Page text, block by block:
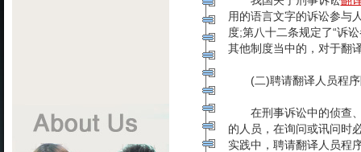
用的语言文字的诉讼参与
度;第八十二条规定了“诉
其他制度当中的，对于翻
(二)聘请翻译人员程序
在刑事诉讼中的侦查、
的人员，在询问或讯问时
实践中，聘请翻译人员程